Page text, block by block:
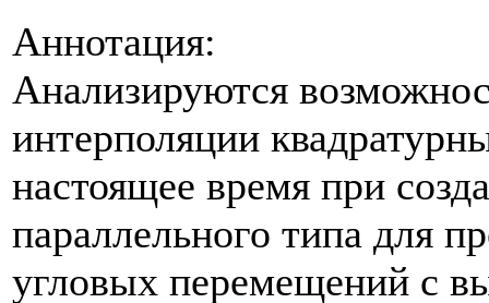
Аннотация:
Анализируются
интерполяции
настоящее время при
параллельного типа для
угловых перемещений с